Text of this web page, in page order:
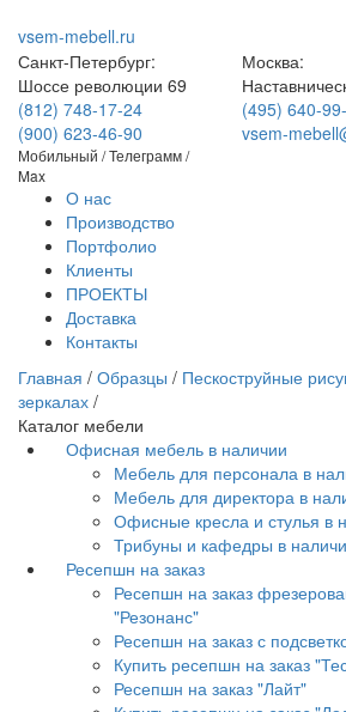
vsem-mebell.ru
Санкт-Петербург:
Шоссе революции 69
(812) 748-17-24
(900) 623-46-90
Мобильный / Телеграмм /
Max
Москва:
(495) 640-
vsem-
О нас
Производство
Портфолио
Клиенты
ПРОЕКТЫ
Доставка
Контакты
Главная / Образцы / Пескоструйные
зеркалах /
Каталог мебели
Офисная мебель в наличии
Мебель для персонала в
Мебель для директора в
Офисные кресла и стулья в
Трибуны и кафедры в
Ресепшн на заказ
Ресепшн на заказ
"Резонанс"
Ресепшн на заказ с
Купить ресепшн на заказ
Ресепшн на заказ "Лайт"